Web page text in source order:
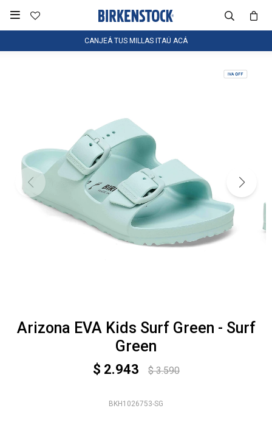

CANJEÁ TUS MILLAS ITAÚ ACÁ
Arizona EVA Kids Surf Green - Surf
Green
$ 2.943 $ 3.590
BKH1026753-SG